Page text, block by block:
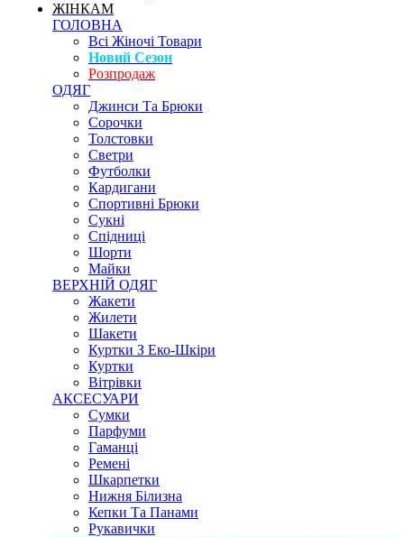
ЖІНКАМ
ГОЛОВНА
Всі Жіночі Товари
Новий Сезон
Розпродаж
ОДЯГ
Джинси Та Брюки
Сорочки
Толстовки
Светри
Футболки
Кардигани
Спортивні Брюки
Сукні
Спідниці
Шорти
Майки
ВЕРХНІЙ ОДЯГ
Жакети
Жилети
Шакети
Куртки З Еко-Шкіри
Куртки
Вітрівки
АКСЕСУАРИ
Сумки
Парфуми
Гаманці
Ремені
Шкарпетки
Нижня Білизна
Кепки Та Панами
Рукавички